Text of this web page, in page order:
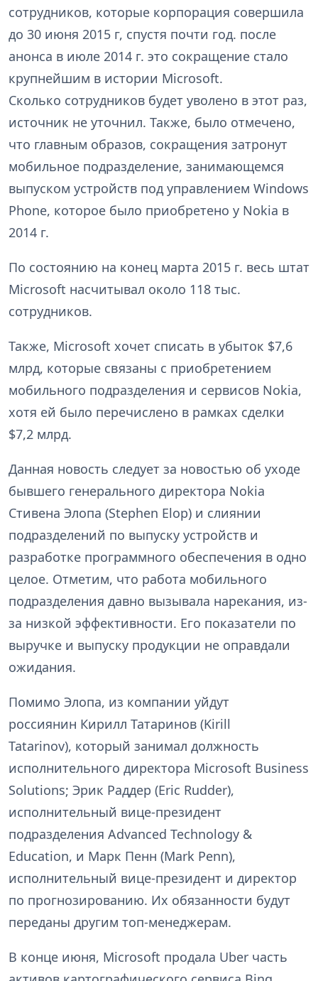
сотрудников, которые корпорация совершила
до 30 июня 2015 г, спустя почти год. после
анонса в июле 2014 г. это сокращение стало
крупнейшим в истории Microsoft.
Сколько сотрудников будет уволено в этот раз,
источник не уточнил. Также, было отмечено,
что главным образов, сокращения затронут
мобильное подразделение, занимающемся
выпуском устройств под управлением Windows
Phone, которое было приобретено у Nokia в
2014 г.
По состоянию на конец марта 2015 г. весь штат
Microsoft насчитывал около 118 тыс.
сотрудников.
Также, Microsoft хочет списать в убыток $7,6
млрд, которые связаны с приобретением
мобильного подразделения и сервисов Nokia,
хотя ей было перечислено в рамках сделки
$7,2 млрд.
Данная новость следует за новостью об уходе
бывшего генерального директора Nokia
Стивена Элопа (Stephen Elop) и слиянии
подразделений по выпуску устройств и
разработке программного обеспечения в одно
целое. Отметим, что работа мобильного
подразделения давно вызывала нарекания, из-
за низкой эффективности. Его показатели по
выручке и выпуску продукции не оправдали
ожидания.
Помимо Элопа, из компании уйдут
россиянин Кирилл Татаринов (Kirill
Tatarinov), который занимал должность
исполнительного директора Microsoft Business
Solutions; Эрик Раддер (Eric Rudder),
исполнительный вице-президент
подразделения Advanced Technology &
Education, и Марк Пенн (Mark Penn),
исполнительный вице-президент и директор
по прогнозированию. Их обязанности будут
переданы другим топ-менеджерам.
В конце июня, Microsoft продала Uber часть